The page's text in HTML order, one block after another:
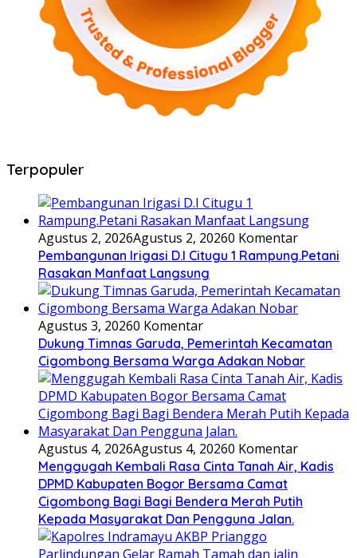
Terpopuler
Agustus 2, 2026Agustus 2, 20260 Komentar
Pembangunan Irigasi D.I Citugu 1 Rampung.Petani
Rasakan Manfaat Langsung
Agustus 3, 20260 Komentar
Dukung Timnas Garuda, Pemerintah Kecamatan
Cigombong Bersama Warga Adakan Nobar
Agustus 4, 2026Agustus 4, 20260 Komentar
Menggugah Kembali Rasa Cinta Tanah Air, Kadis
DPMD Kabupaten Bogor Bersama Camat
Cigombong Bagi Bagi Bendera Merah Putih
Kepada Masyarakat Dan Pengguna Jalan.